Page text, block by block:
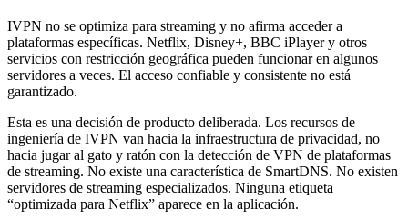
IVPN no se optimiza para streaming y no afirma acceder a
plataformas específicas. Netflix, Disney+, BBC iPlayer y otros
servicios con restricción geográfica pueden funcionar en algunos
servidores a veces. El acceso confiable y consistente no está
garantizado.
Esta es una decisión de producto deliberada. Los recursos de
ingeniería de IVPN van hacia la infraestructura de privacidad, no
hacia jugar al gato y ratón con la detección de VPN de plataformas
de streaming. No existe una característica de SmartDNS. No existen
servidores de streaming especializados. Ninguna etiqueta
“optimizada para Netflix” aparece en la aplicación.